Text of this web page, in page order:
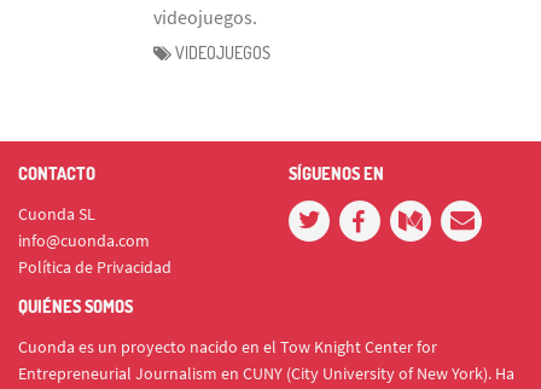
videojuegos.
VIDEOJUEGOS
CONTACTO
Cuonda SL
info@cuonda.com
Política de Privacidad
SÍGUENOS EN
QUIÉNES SOMOS
Cuonda es un proyecto nacido en el Tow Knight Center for
Entrepreneurial Journalism en CUNY (City University of New York). Ha